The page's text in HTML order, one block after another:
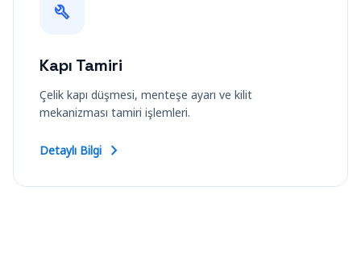
build
Kapı Tamiri
Çelik kapı düşmesi, menteşe ayarı ve kilit
mekanizması tamiri işlemleri.
Detaylı Bilgi chevron_right